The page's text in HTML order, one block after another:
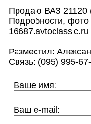
Продаю ВАЗ 21120
Подробности, фото
16687.avtoclassic.ru
Разместил:
Связь: (095) 995-
Ваше имя:
Ваш e-mail: